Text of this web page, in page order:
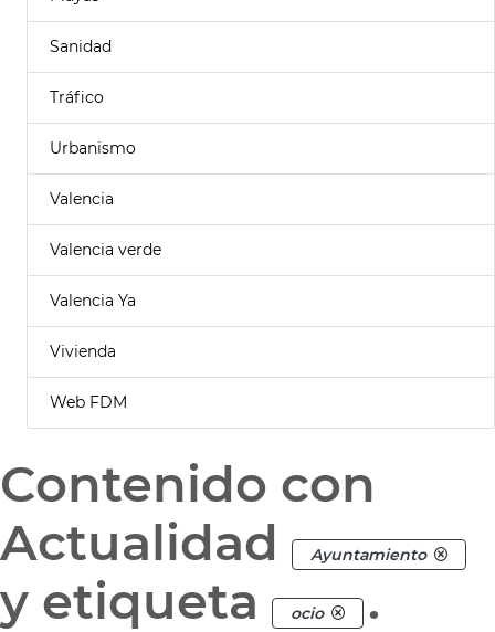
Sanidad
Tráfico
Urbanismo
Valencia
Valencia verde
Valencia Ya
Vivienda
Web FDM
Contenido con
Actualidad
Ayuntamiento
y etiqueta ocio .